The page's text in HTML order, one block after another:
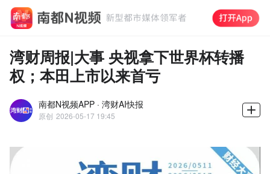
湾财周报|大事 央视拿下世界杯转播
权；本田上市以来首亏
南都N视频APP · 湾财AI快报
原创 2026-05-17 19:45